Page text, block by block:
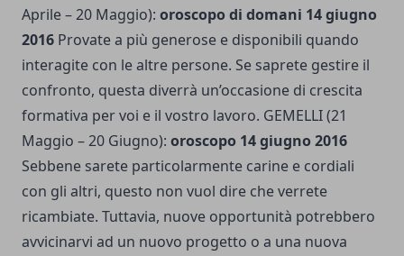
Aprile – 20 Maggio): oroscopo di domani 14 giugno
2016 Provate a più generose e disponibili quando
interagite con le altre persone. Se saprete gestire il
confronto, questa diverrà un’occasione di crescita
formativa per voi e il vostro lavoro. GEMELLI (21
Maggio – 20 Giugno): oroscopo 14 giugno 2016
Sebbene sarete particolarmente carine e cordiali
con gli altri, questo non vuol dire che verrete
ricambiate. Tuttavia, nuove opportunità potrebbero
avvicinarvi ad un nuovo progetto o a una nuova